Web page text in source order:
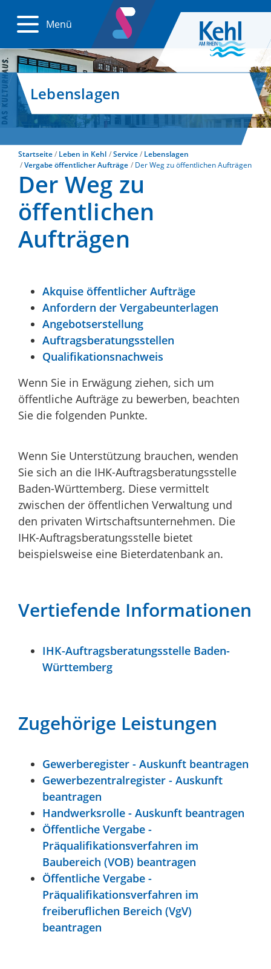
Menü
Lebenslagen
Startseite Leben in Kehl Service
Lebenslagen
Vergabe öffentlicher Aufträge
Der Weg zu öffentlichen Aufträgen
Der Weg zu
öffentlichen
Aufträgen
Akquise öffentlicher Aufträge
Anfordern der Vergabeunterlagen
Angebotserstellung
Auftragsberatungsstellen
Qualifikationsnachweis
Wenn Sie in Erwägung ziehen, sich um
öffentliche Aufträge zu bewerben, beachten
Sie die folgenden Punkte.
Wenn Sie Unterstützung brauchen, wenden
Sie sich an die IHK-Auftragsberatungsstelle
Baden-Württemberg. Diese vermittelt
zwischen der öffentlichen Verwaltung und
den privaten Wirtschaftsunternehmen. Die
IHK-Auftragsberatungsstelle bietet
beispielsweise eine Bieterdatenbank an.
Vertiefende Informationen
IHK-Auftragsberatungsstelle Baden-
Württemberg
Zugehörige Leistungen
Gewerberegister - Auskunft beantragen
Gewerbezentralregister - Auskunft
beantragen
Handwerksrolle - Auskunft beantragen
Öffentliche Vergabe -
Präqualifikationsverfahren im
Baubereich (VOB) beantragen
Öffentliche Vergabe -
Präqualifikationsverfahren im
freiberuflichen Bereich (VgV)
beantragen